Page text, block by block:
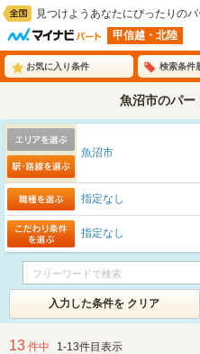
見つけようあなたにぴったりのパ
甲信越・北陸
お気に入り条件 検索条件
魚沼市のパー
魚沼市
指定なし
指定なし
入力した条件を クリア
13 件中 1-13件目表示